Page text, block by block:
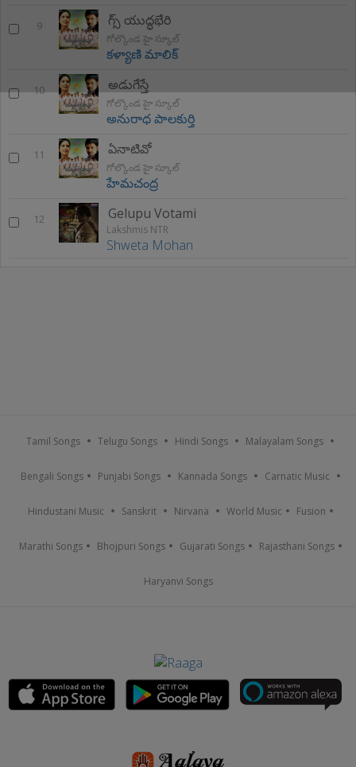
9 గ్స్ యుద్ధభేరి
గోల్కొండ హై స్కూల్
కళ్యాణి మాలిక్
10 అడుగేస్తే
గోల్కొండ హై స్కూల్
అనురాధ పాలకుర్తి
11 ఏనాటివో
గోల్కొండ హై స్కూల్
హేమచంద్ర
12 Gelupu Votami
Lakshmis NTR
Shweta Mohan
Tamil Songs Telugu Songs Hindi Songs Malayalam Songs
Bengali Songs Punjabi Songs Kannada Songs Carnatic Music
Hindustani Music Sanskrit Nirvana World Music Fusion
Marathi Songs Bhojpuri Songs Gujarati Songs Rajasthani Songs
Haryanvi Songs